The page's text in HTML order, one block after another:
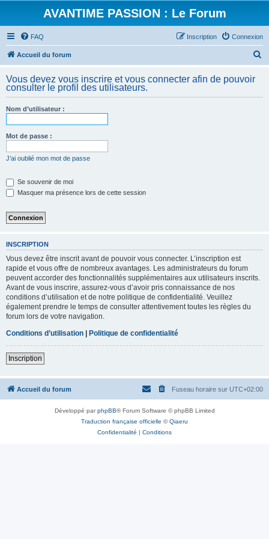
AVANTIME PASSION : Le Forum
FAQ Connexion
Inscription
Accueil du forum
h
Vous devez vous inscrire et vous connecter afin de pouvoir
consulter le profil des utilisateurs.
Nom d’utilisateur :
Mot de passe :
J’ai oublié mon mot de passe
Se souvenir de moi
Masquer ma présence lors de cette session
INSCRIPTION
Vous devez être inscrit avant de pouvoir vous connecter. L’inscription est
rapide et vous offre de nombreux avantages. Les administrateurs du forum
peuvent accorder des fonctionnalités supplémentaires aux utilisateurs inscrits.
Avant de vous inscrire, assurez-vous d’avoir pris connaissance de nos
conditions d’utilisation et de notre politique de confidentialité. Veuillez
également prendre le temps de consulter attentivement toutes les règles du
forum lors de votre navigation.
Conditions d’utilisation | Politique de confidentialité
Inscription
Accueil du forum Fuseau horaire sur UTC+02:00
Développé parphpBB® Forum Software © phpBB Limited
Traduction française officielle ©Qiaeru
Confidentialité | Conditions